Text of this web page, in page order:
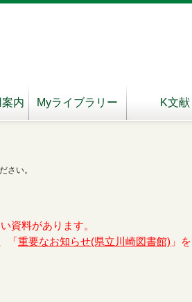
内 Myライブラリー K文献
さい。
資料があります。
「 重要なお知らせ(県立川崎図書館) 」